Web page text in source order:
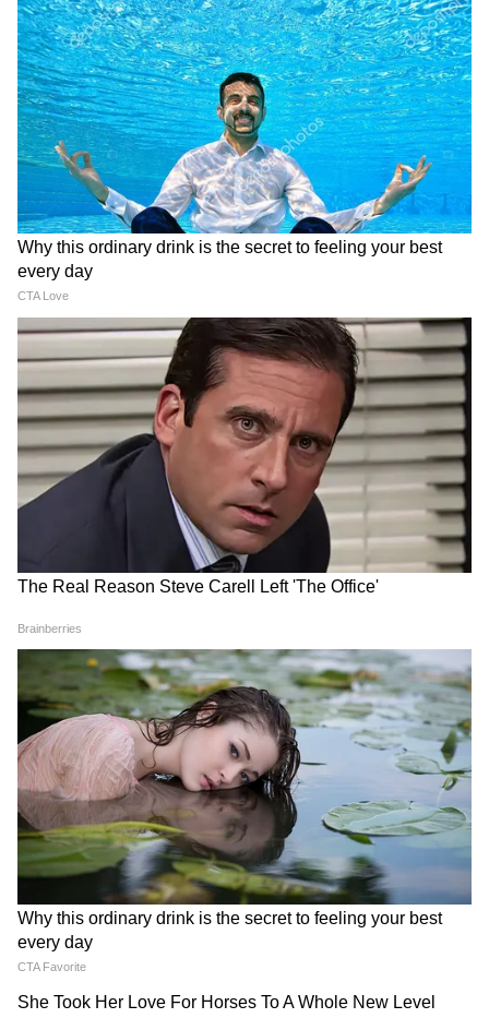
Dinesh Lad: 'রোহিতের কারও কাছে কিছু প্রমাণ
করার নেই,' বলছেন ছোটবেলার কোচ
আরও খবরের আপডেট পেতে চোখ রাখুন
আমাদের হোয়াটসঅ্যাপ চ্যানেলে, ক্লিক করুন
এখানে।
LATEST VIDEOS
Samik Bhattacharya: কাশ্মীর মাঙ্গে
আজাদি স্লোগান তুললে একটাও মার বাইরে
পরবে না, Gen Zকে সতর্ক শমীকের
Chinsurah | বিধায়কের এক ধমকেই কেমন
'মিনমিন' করছে ঠিকাদার, মুহূর্তে বদলে গেল
ছবি!